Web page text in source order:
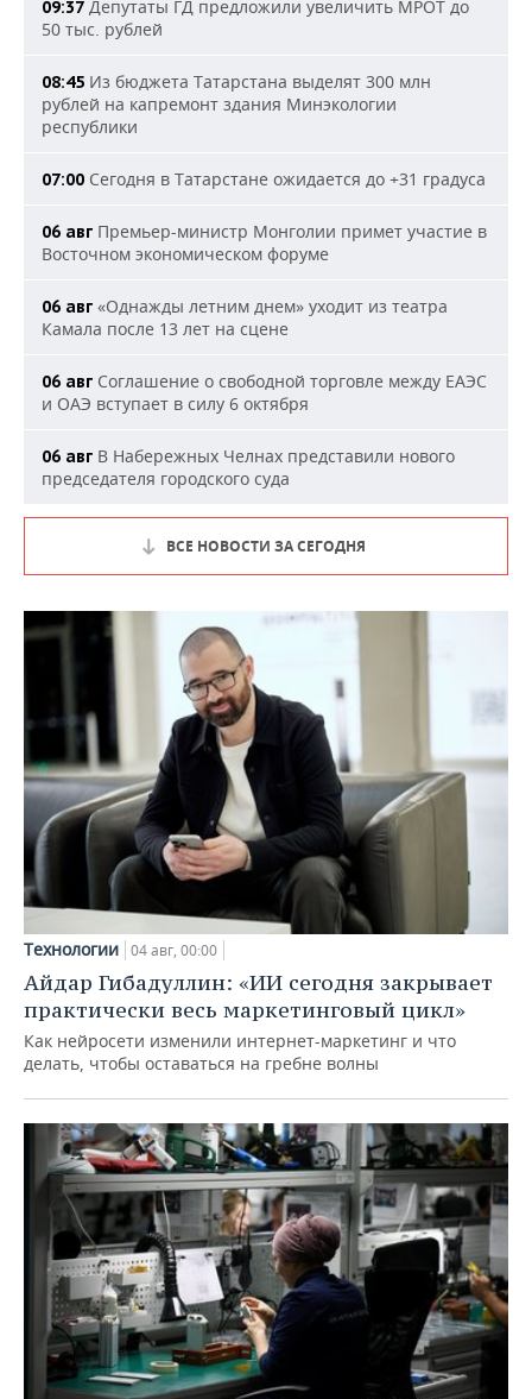
09:37 Депутаты ГД предложили увеличить МРОТ до
50 тыс. рублей
08:45 Из бюджета Татарстана выделят 300 млн
рублей на капремонт здания Минэкологии
республики
07:00 Сегодня в Татарстане ожидается до +31 градуса
06 авг Премьер-министр Монголии примет участие в
Восточном экономическом форуме
06 авг «Однажды летним днем» уходит из театра
Камала после 13 лет на сцене
06 авг Соглашение о свободной торговле между ЕАЭС
и ОАЭ вступает в силу 6 октября
06 авг В Набережных Челнах представили нового
председателя городского суда
ВСЕ НОВОСТИ ЗА СЕГОДНЯ
Технологии 04 авг, 00:00
Айдар Гибадуллин: «ИИ сегодня закрывает
практически весь маркетинговый цикл»
Как нейросети изменили интернет-маркетинг и что
делать, чтобы оставаться на гребне волны